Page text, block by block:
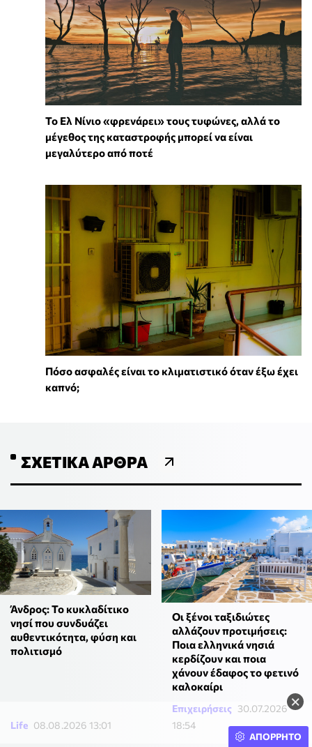
×
Το Ελ Νίνιο «φρενάρει» τους τυφώνες, αλλά το
μέγεθος της καταστροφής μπορεί να είναι
μεγαλύτερο από ποτέ
Πόσο ασφαλές είναι το κλιματιστικό όταν έξω έχει
καπνό;
ΣΧΕΤΙΚΆ ΆΡΘΡΑ
Άνδρος: Το κυκλαδίτικο
νησί που συνδυάζει
αυθεντικότητα, φύση και
πολιτισμό
Life 08.08.2026 13:01
Οι ξένοι ταξιδιώτες
αλλάζουν προτιμήσεις:
Ποια ελληνικά νησιά
κερδίζουν και ποια
χάνουν έδαφος το φετινό
καλοκαίρι
Επιχειρήσεις 30.07.2026
18:54
ΑΠΟΡΡΗΤΟ